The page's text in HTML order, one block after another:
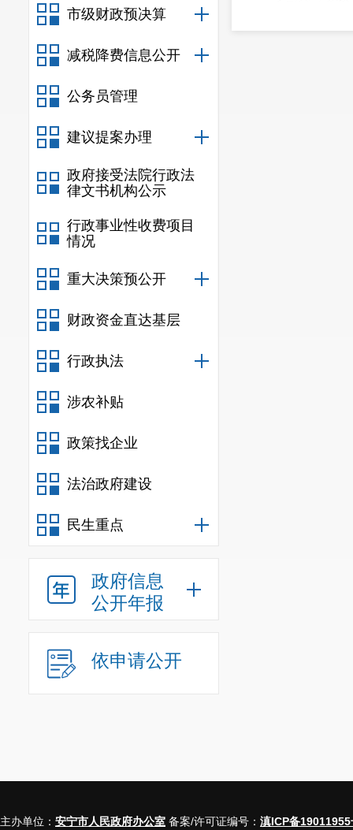
市级财政预决算
减税降费信息公开
公务员管理
建议提案办理
政府接受法院行政法
律文书机构公示
行政事业性收费项目
情况
重大决策预公开
财政资金直达基层
行政执法
涉农补贴
政策找企业
法治政府建设
民生重点
政府信息
公开年报
依申请公开
主办单位： 安宁市人民政府办公室 备案/许可证编号： 滇ICP备